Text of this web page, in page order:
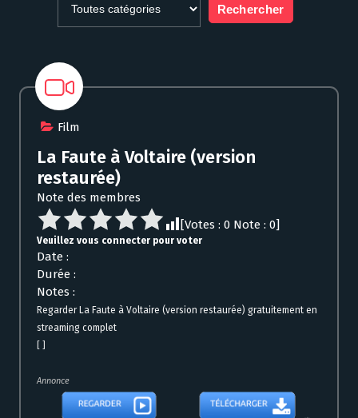
Film
La Faute à Voltaire (version
restaurée)
Note des membres
[Votes : 0 Note : 0]
Veuillez vous connecter pour voter
Date :
Durée :
Notes :
Regarder La Faute à Voltaire (version restaurée) gratuitement en
streaming complet
Annonce